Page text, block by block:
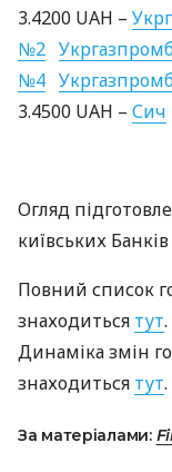
3.4200 UAH –
№2
№4
3.4500 UAH – Сич
Огляд
київських Банків
Повний список
знаходиться тут.
Динаміка змін
знаходиться тут.
За матеріалами: